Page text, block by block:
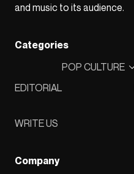
and music to its audience.
Categories
EDITORIAL
POP CULTURE
WRITE US
Company